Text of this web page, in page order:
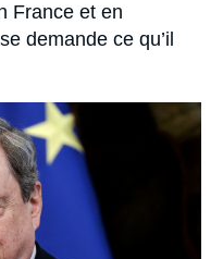
France et en
demande ce qu’il